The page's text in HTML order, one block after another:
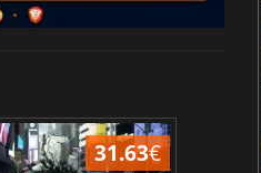
31.63€